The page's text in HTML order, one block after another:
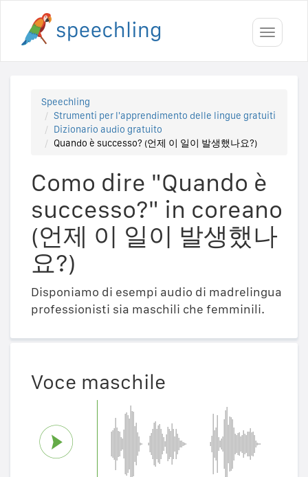
Toggle
Speechling
Strumenti per l'apprendimento delle lingue gratuiti
Dizionario audio gratuito
Quando è successo? (언제 이 일이 발생했나요?)
Como dire "Quando è
successo?" in coreano
(언제 이 일이 발생했나
요?)
Disponiamo di esempi audio di madrelingua
professionisti sia maschili che femminili.
Voce maschile